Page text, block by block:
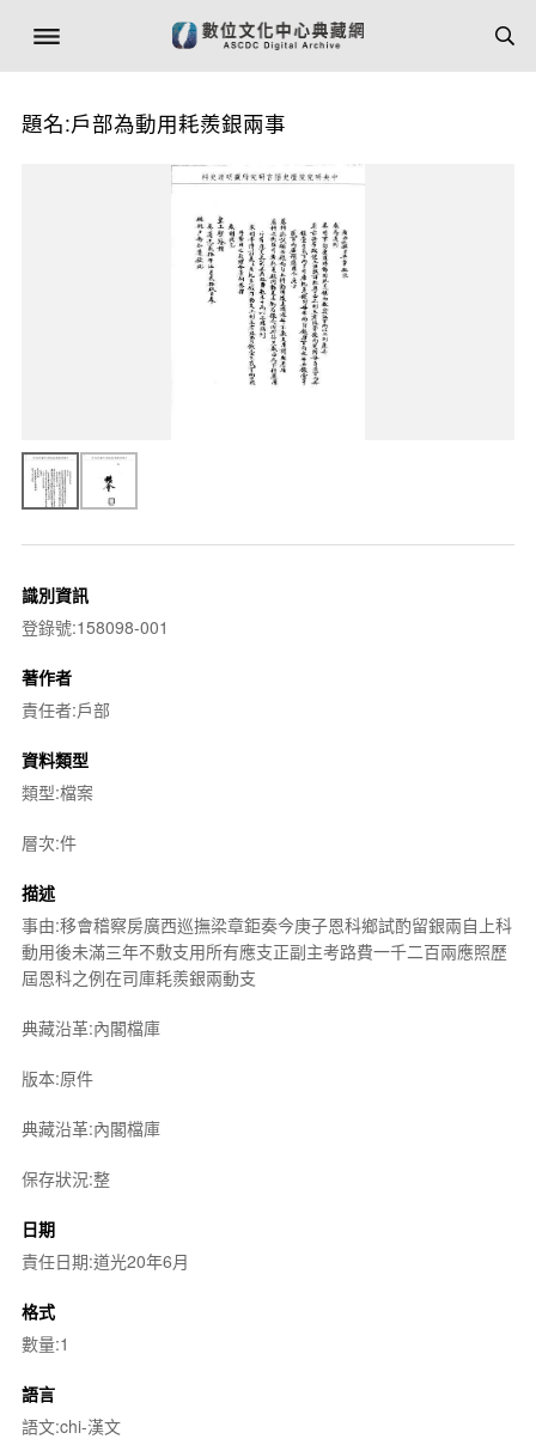
題名:戶部為動用耗羨銀兩事
識別資訊
登錄號:158098-001
著作者
責任者:戶部
資料類型
類型:檔案
層次:件
描述
事由:移會稽察房廣西巡撫梁章鉅奏今庚子恩科鄉試酌留銀兩自上科
動用後未滿三年不敷支用所有應支正副主考路費一千二百兩應照歷
屆恩科之例在司庫耗羨銀兩動支
典藏沿革:內閣檔庫
版本:原件
典藏沿革:內閣檔庫
保存狀況:整
日期
責任日期:道光20年6月
格式
數量:1
語言
語文:chi-漢文